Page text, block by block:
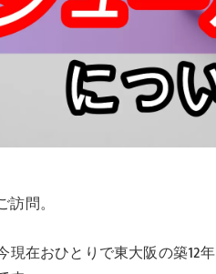
問。
現在おひとりで東大阪の築12年